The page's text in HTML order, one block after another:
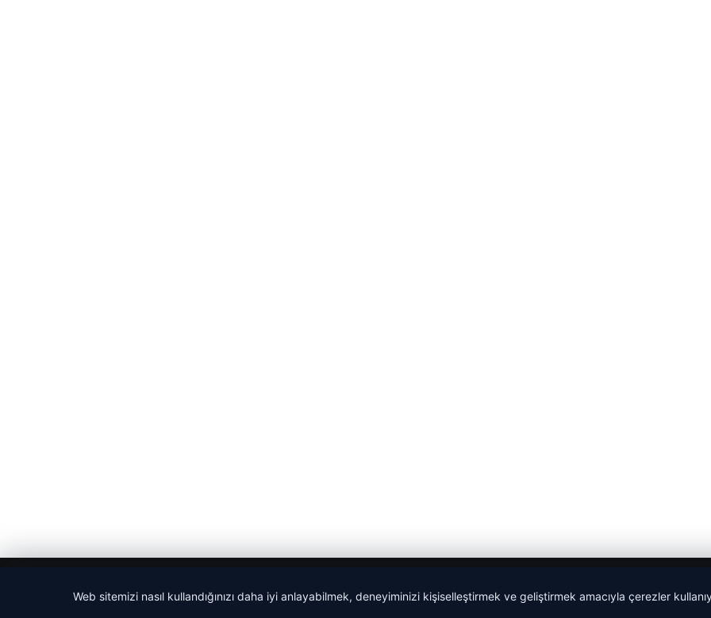
Web sitemizi nasıl kullandığınızı daha iyi anlayabilmek, deneyiminizi kişiselleştirmek ve geliştirmek amacıyla çerezler